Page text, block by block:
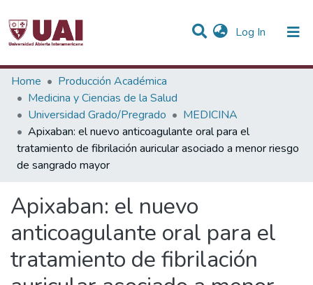
Log In (current)
Statistics
Communities & Collections
All of DSpace
Home
Producción Académica
Medicina y Ciencias de la Salud
Universidad Grado/Pregrado
MEDICINA
Apixaban: el nuevo anticoagulante oral para el
tratamiento de fibrilación auricular asociado a menor riesgo
de sangrado mayor
Apixaban: el nuevo
anticoagulante oral para el
tratamiento de fibrilación